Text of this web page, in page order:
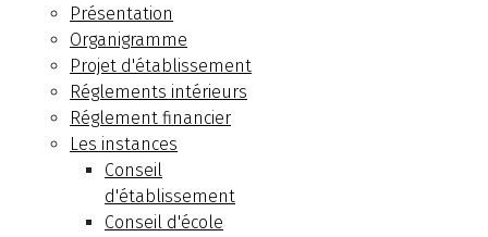
Présentation
Organigramme
Projet d'établissement
Réglements intérieurs
Réglement financier
Les instances
Conseil
d'établissement
Conseil d'école